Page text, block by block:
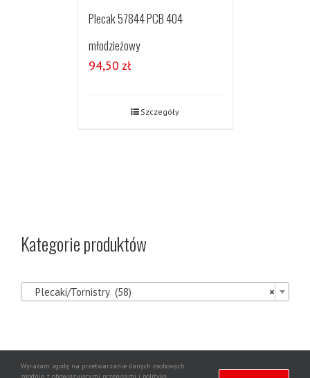
Plecak 57844 PCB 404
młodzieżowy
94,50 zł
Szczegóły
Kategorie produktów
×
Plecaki/Tornistry (58)
Wyrażam zgodę na przetwarzanie danych osobowych